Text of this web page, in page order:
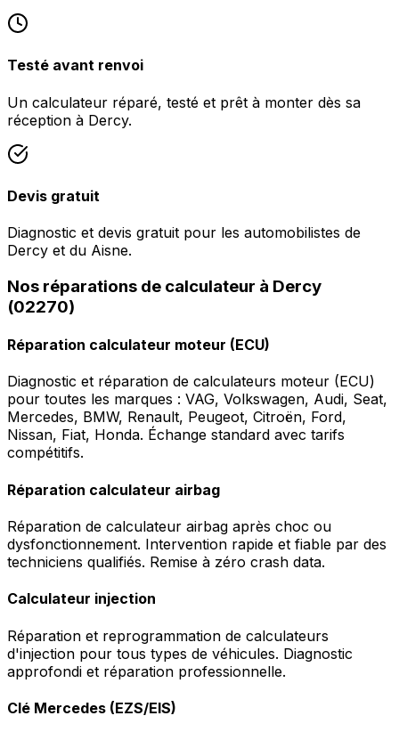
Testé avant renvoi
Un calculateur réparé, testé et prêt à monter dès sa
réception à Dercy.
Devis gratuit
Diagnostic et devis gratuit pour les automobilistes de
Dercy et du Aisne.
Nos réparations de calculateur à Dercy
(02270)
Réparation calculateur moteur (ECU)
Diagnostic et réparation de calculateurs moteur (ECU)
pour toutes les marques : VAG, Volkswagen, Audi, Seat,
Mercedes, BMW, Renault, Peugeot, Citroën, Ford,
Nissan, Fiat, Honda. Échange standard avec tarifs
compétitifs.
Réparation calculateur airbag
Réparation de calculateur airbag après choc ou
dysfonctionnement. Intervention rapide et fiable par des
techniciens qualifiés. Remise à zéro crash data.
Calculateur injection
Réparation et reprogrammation de calculateurs
d'injection pour tous types de véhicules. Diagnostic
approfondi et réparation professionnelle.
Clé Mercedes (EZS/EIS)